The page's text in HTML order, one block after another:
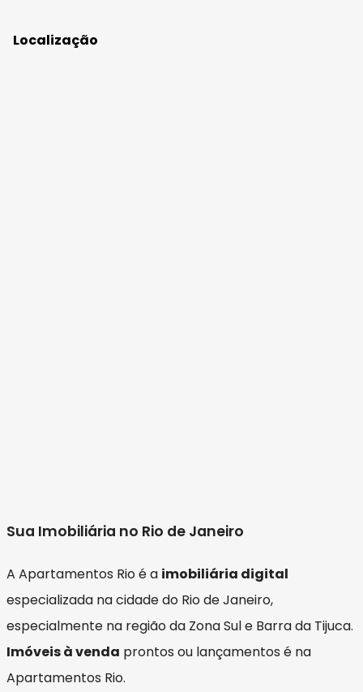
Localização
Sua Imobiliária no Rio de Janeiro
A Apartamentos Rio é a imobiliária digital
especializada na cidade do Rio de Janeiro,
especialmente na região da Zona Sul e Barra da Tijuca.
Imóveis à venda prontos ou lançamentos é na
Apartamentos Rio.